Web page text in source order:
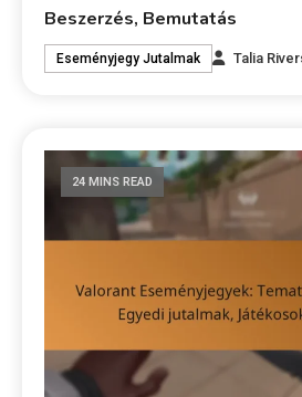
Beszerzés, Bemutatás
Eseményjegy Jutalmak Talia
24 MINS READ